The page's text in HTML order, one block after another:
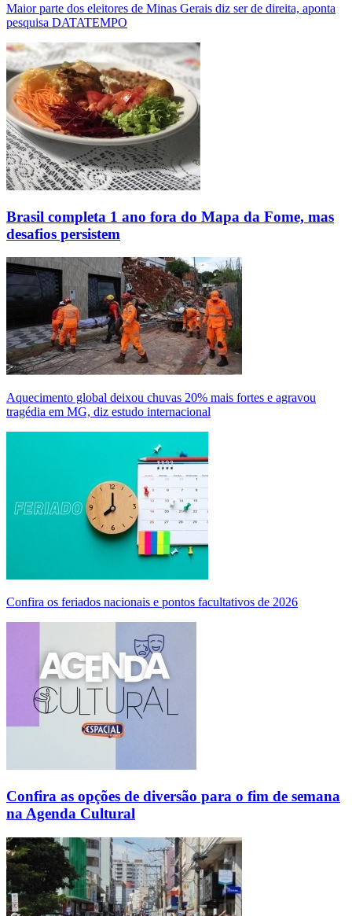
Maior parte dos eleitores de Minas Gerais diz ser de direita, aponta
pesquisa DATATEMPO
Brasil completa 1 ano fora do Mapa da Fome, mas
desafios persistem
Aquecimento global deixou chuvas 20% mais fortes e agravou
tragédia em MG, diz estudo internacional
Confira os feriados nacionais e pontos facultativos de 2026
Confira as opções de diversão para o fim de semana
na Agenda Cultural